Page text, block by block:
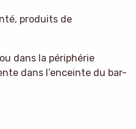
produits de
dans la périphérie
dans l’enceinte du bar-